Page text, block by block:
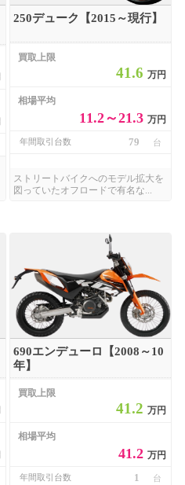
250デューク【2015～現行】
買取上限
41.6万円
相場平均
11.2～21.3万円
年間取引台数 79 台
ストリートバイクへのモデル拡大を
図っていたオフロードで有名な...
690エンデューロ【2008～10
年】
買取上限
41.2万円
相場平均
41.2万円
年間取引台数 1 台